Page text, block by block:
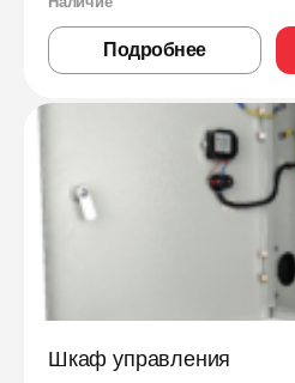
Подробнее
Шкаф управления